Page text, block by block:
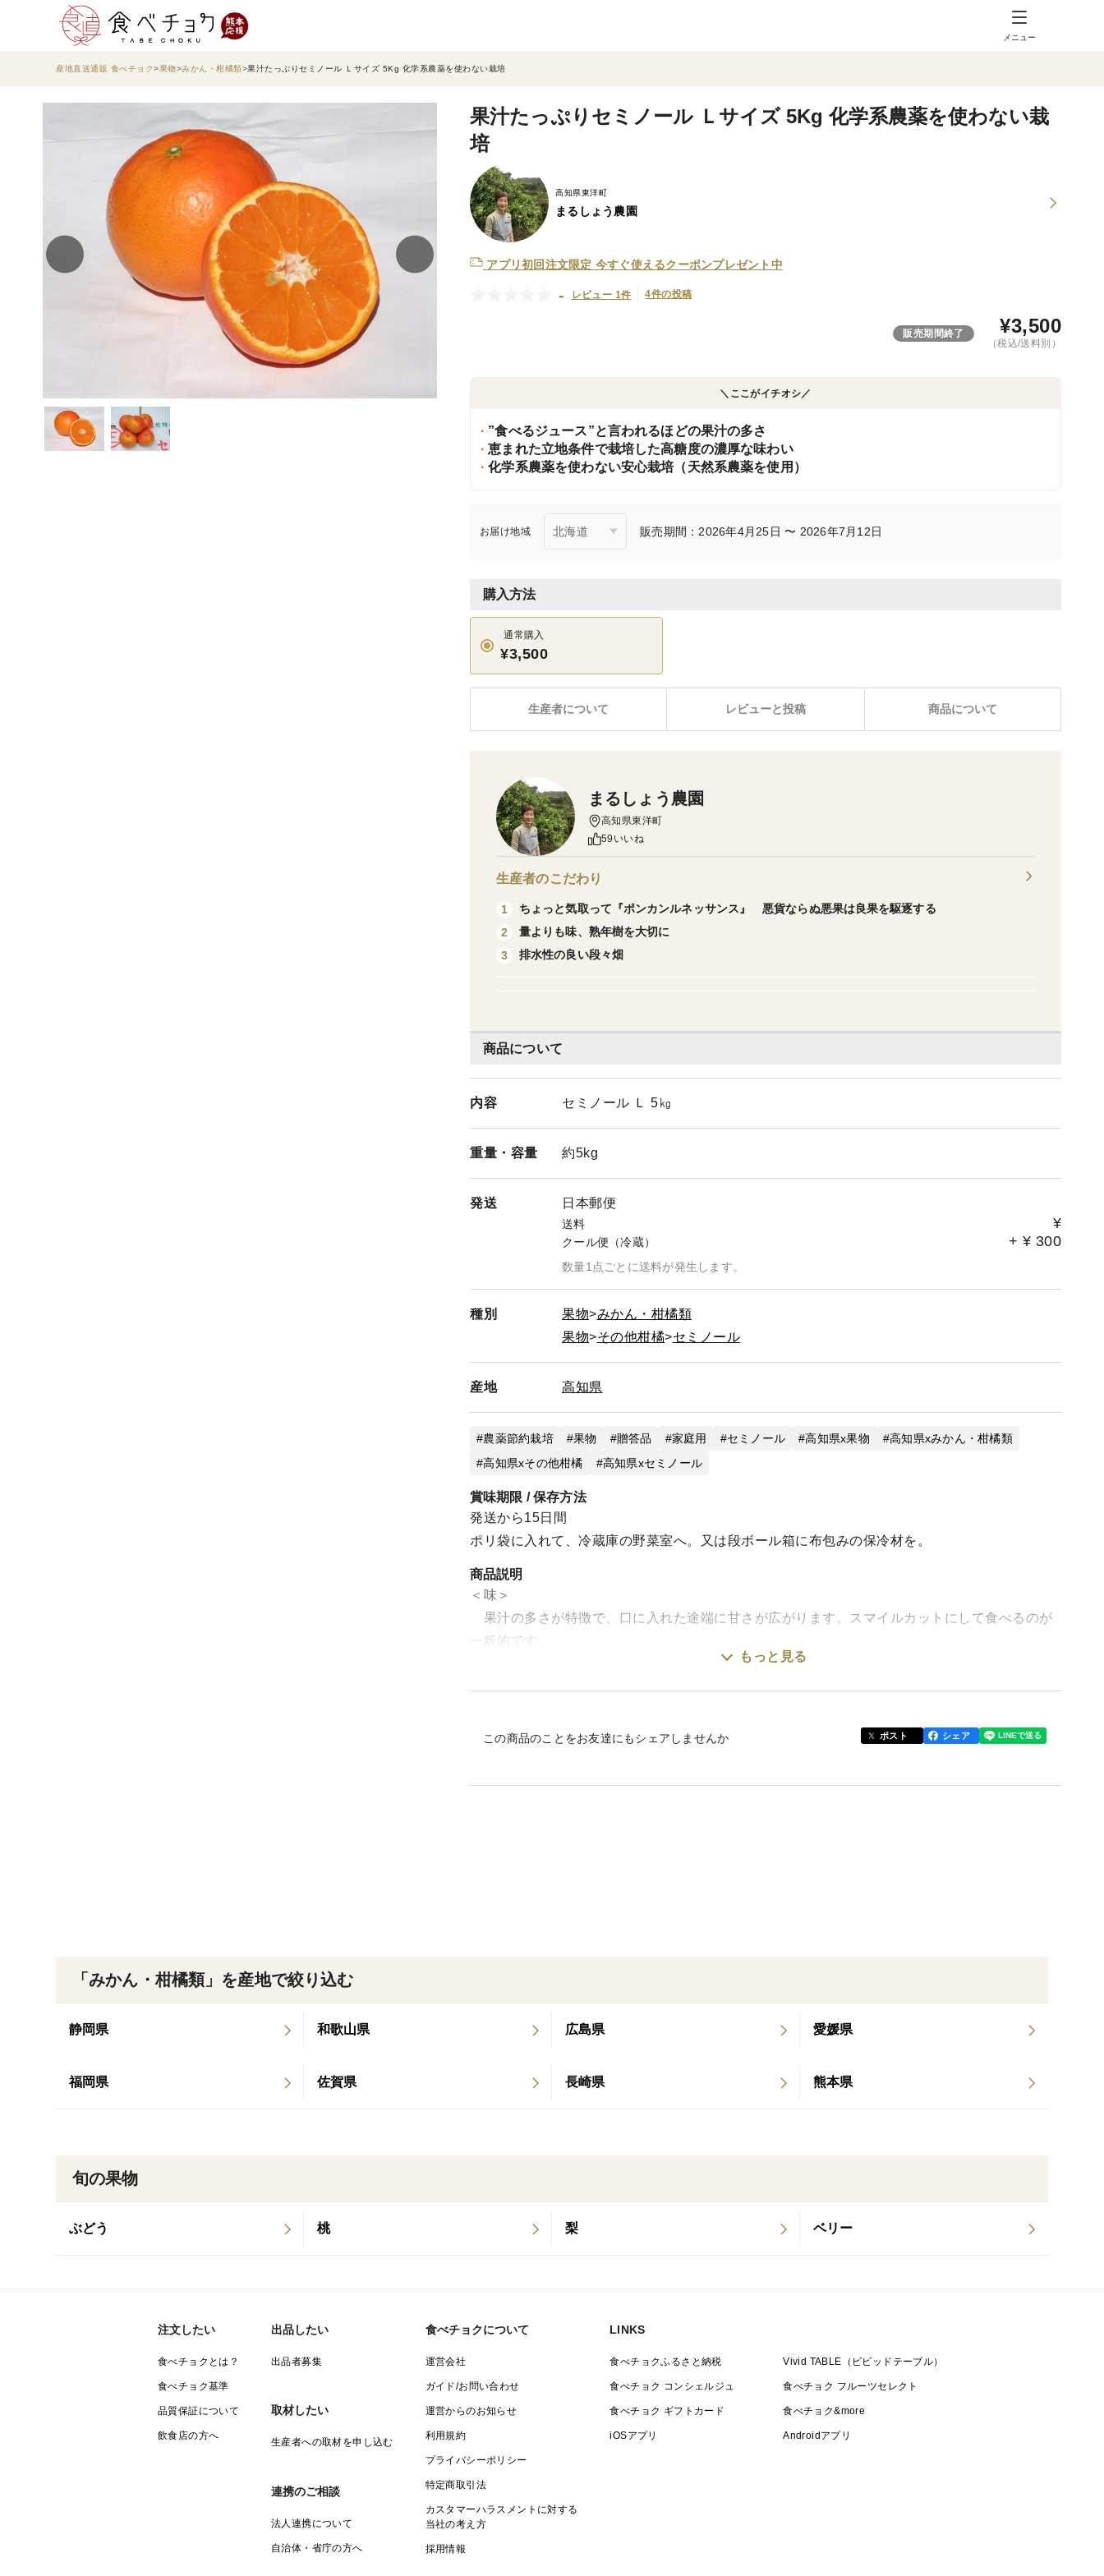
メニュー
産地直送通販 食べチョク 果物 みかん・柑橘類 果汁たっぷりセミノール Ｌサイズ 5Kg 化学系農薬を使わない栽培
果汁たっぷりセミノール Ｌサイズ 5Kg 化学系農薬を使わない栽
培
高知県東洋町
まるしょう農園
アプリ初回注文限定 今すぐ使えるクーポンプレゼント中
- レビュー 1件 4件の投稿
販売期間終了 ¥3,500
（税込/送料別）
＼ここがイチオシ／
”食べるジュース”と言われるほどの果汁の多さ
恵まれた立地条件で栽培した高糖度の濃厚な味わい
化学系農薬を使わない安心栽培（天然系農薬を使用）
お届け地域 販売期間：2026年4月25日 〜 2026年7月12日
購入方法
通常購入
¥3,500
レビューと投稿 商品について
生産者について
商品について
内容 セミノール Ｌ 5㎏
重量・ 容量 約5kg
発送 日本郵便
送料 ¥
クール便（冷蔵） + ¥ 300
数量1点ごとに送料が発生します。
種別 果物
みかん・柑橘類
果物
その他柑橘 セミノール
産地 高知県
農薬節約栽培 果物 贈答品 家庭用 セミノール 高知県x果物
高知県xみかん・柑橘類
高知県xその他柑橘
高知県xセミノール
賞味期限 / 保存方法
発送から15日間
ポリ袋に入れて、冷蔵庫の野菜室へ。又は段ボール箱に布包みの保冷材を。
商品説明
＜味＞
果汁の多さが特徴で、口に入れた途端に甘さが広がります。スマイルカットにして食べるのが
一般的です。
持しています。
もっと見る
この商品のことをお友達にもシェアしませんか ポスト シェア
まるしょう農園
高知県東洋町
59いいね
生産者のこだわり
1
ちょっと気取って『ポンカンルネッサンス』 悪貨ならぬ悪果は良果を駆逐する
2
量よりも味、熟年樹を大切に
3
排水性の良い段々畑
「みかん・柑橘類」を産地で絞り込む
静岡県 和歌山県 広島県 愛媛県
福岡県 佐賀県 長崎県 熊本県
旬の果物
ぶどう 桃 梨 ベリー
注文したい
食べチョクとは？
食べチョク基準
品質保証について
飲食店の方へ
出品したい
出品者募集
取材したい
生産者への取材を申し込む
連携のご相談
法人連携について
自治体・省庁の方へ
食べチョクについて
運営会社
ガイド/お問い合わせ
運営からのお知らせ
利用規約
プライバシーポリシー
特定商取引法
カスタマーハラスメントに対する
当社の考え方
採用情報
LINKS
食べチョクふるさと納税 Vivid TABLE（ビビッドテーブル）
食べチョク コンシェルジュ 食べチョク フルーツセレクト
食べチョク ギフトカード 食べチョク&more
iOSアプリ Androidアプリ